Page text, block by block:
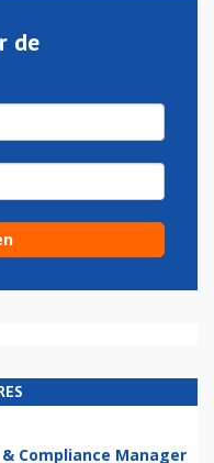
de
Compliance Manager